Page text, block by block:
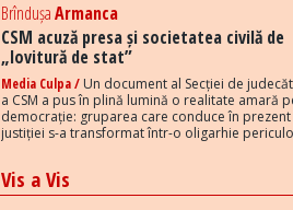
BrîndușaArmanca
CSM acuză presa și societatea civilă de
„lovitură de stat”
Media Culpa / Un document al Secției de
a CSM a pus în plină lumină o realitate amară
democrație: gruparea care conduce în
justiției s-a transformat într-o oligarhie
Vis a Vis